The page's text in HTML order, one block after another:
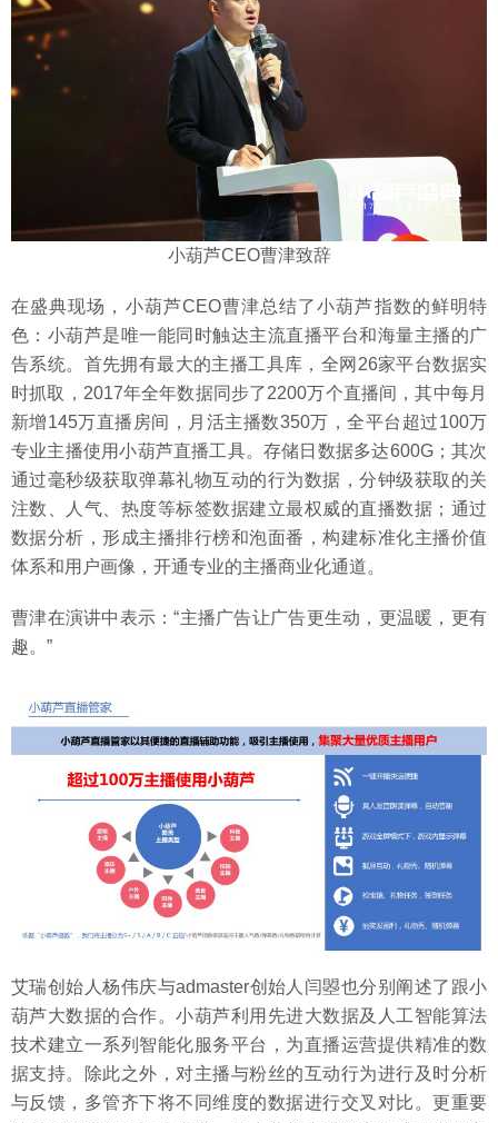
小葫芦CEO曹津致辞
在盛典现场，小葫芦CEO曹津总结了小葫芦指数的鲜明特
色：小葫芦是唯一能同时触达主流直播平台和海量主播的广
告系统。首先拥有最大的主播工具库，全网26家平台数据实
时抓取，2017年全年数据同步了2200万个直播间，其中每月
新增145万直播房间，月活主播数350万，全平台超过100万
专业主播使用小葫芦直播工具。存储日数据多达600G；其次
通过毫秒级获取弹幕礼物互动的行为数据，分钟级获取的关
注数、人气、热度等标签数据建立最权威的直播数据；通过
数据分析，形成主播排行榜和泡面番，构建标准化主播价值
体系和用户画像，开通专业的主播商业化通道。
曹津在演讲中表示：“主播广告让广告更生动，更温暖，更有
趣。”
艾瑞创始人杨伟庆与admaster创始人闫曌也分别阐述了跟小
葫芦大数据的合作。小葫芦利用先进大数据及人工智能算法
技术建立一系列智能化服务平台，为直播运营提供精准的数
据支持。除此之外，对主播与粉丝的互动行为进行及时分析
与反馈，多管齐下将不同维度的数据进行交叉对比。更重要